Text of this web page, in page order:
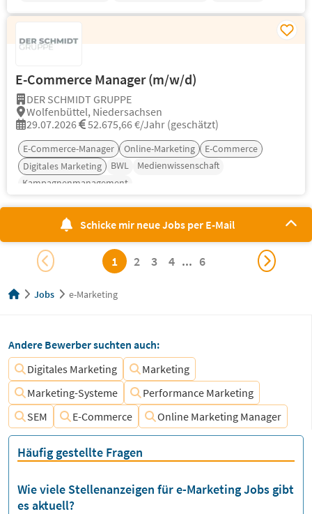
E-Commerce Manager (m/w/d)
DER SCHMIDT GRUPPE
Wolfenbüttel, Niedersachsen
29.07.2026
52.675,66 €/Jahr (geschätzt)
E-Commerce-Manager Online-Marketing
E-Commerce
Digitales Marketing
BWL
Medienwissenschaft
Kampagnenmanagement
Schicke mir neue Jobs per E-Mail
1 2 3 4 ... 6
Jobs e-Marketing
Andere Bewerber suchten auch:
Digitales Marketing
Marketing
Marketing-Systeme
Performance Marketing
SEM
E-Commerce Online Marketing Manager
Häufig gestellte Fragen
Wie viele Stellenanzeigen für e-Marketing Jobs gibt
es aktuell?